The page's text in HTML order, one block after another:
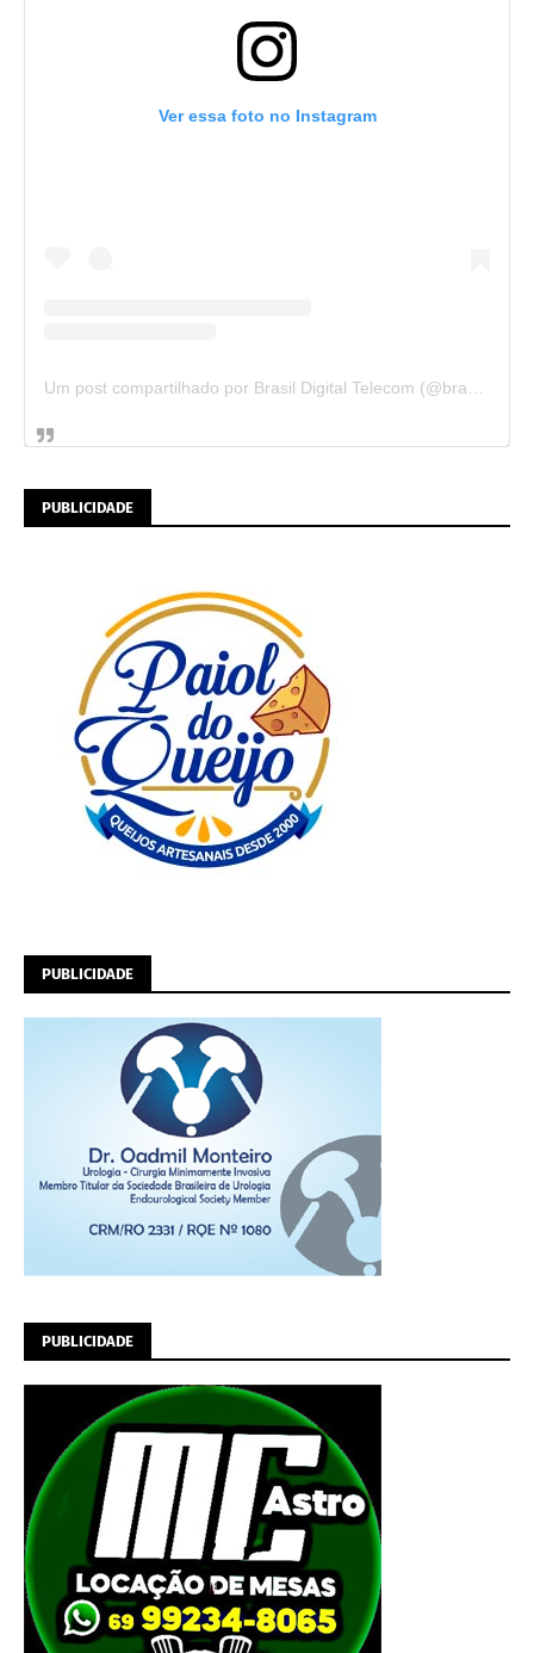
Ver essa foto no Instagram
Um post compartilhado por Brasil Digital Telecom (@brasildigitaltelecom)
PUBLICIDADE
PUBLICIDADE
PUBLICIDADE